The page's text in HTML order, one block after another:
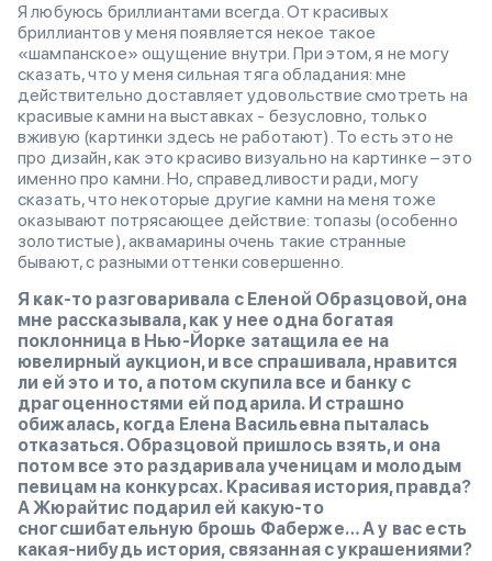
Я любуюсь бриллиантами всегда. От красивых
бриллиантов у меня появляется некое такое
«шампанское» ощущение внутри. При этом, я не могу
сказать, что у меня сильная тяга обладания: мне
действительно доставляет удовольствие смотреть на
красивые камни на выставках - безусловно, только
вживую (картинки здесь не работают). То есть это не
про дизайн, как это красиво визуально на картинке – это
именно про камни. Но, справедливости ради, могу
сказать, что некоторые другие камни на меня тоже
оказывают потрясающее действие: топазы (особенно
золотистые), аквамарины очень такие странные
бывают, с разными оттенки совершенно.
Я как-то разговаривала с Еленой Образцовой, она
мне рассказывала, как у нее одна богатая
поклонница в Нью-Йорке затащила ее на
ювелирный аукцион, и все спрашивала, нравится
ли ей это и то, а потом скупила все и банку с
драгоценностями ей подарила. И страшно
обижалась, когда Елена Васильевна пыталась
отказаться. Образцовой пришлось взять, и она
потом все это раздаривала ученицам и молодым
певицам на конкурсах. Красивая история, правда?
А Жюрайтис подарил ей какую-то
сногсшибательную брошь Фаберже… А у вас есть
какая-нибудь история, связанная с украшениями?